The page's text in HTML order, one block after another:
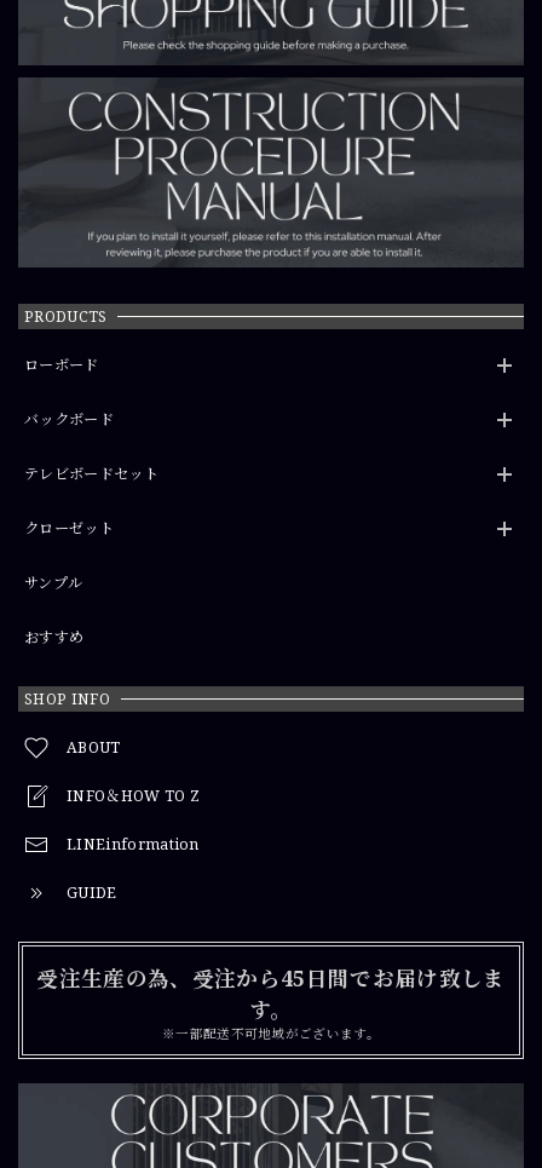
PRODUCTS
ローボード
バックボード
テレビボードセット
クローゼット
サンプル
おすすめ
SHOP INFO
ABOUT
INFO＆HOW TO Z
LINEinformation
GUIDE
受注生産の為、受注から45日間でお届け致しま
す。
※一部配送不可地域がございます。